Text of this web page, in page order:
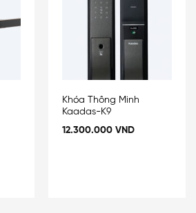
wishlist
Khóa Thông Minh
Kaadas-K9
12.300.000 VND